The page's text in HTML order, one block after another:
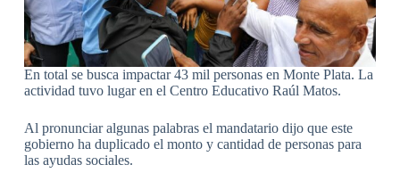
En total se busca impactar 43 mil personas en Monte Plata. La
actividad tuvo lugar en el Centro Educativo Raúl Matos.
Al pronunciar algunas palabras el mandatario dijo que este
gobierno ha duplicado el monto y cantidad de personas para
las ayudas sociales.